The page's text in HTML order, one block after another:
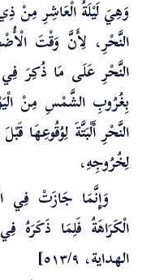
وَهِيَ لَيْلَةُ الْعَاشِرِ مِنْ
النَّحْرِ، لِأَنَّ وَقْتَ
النَّحْرِ عَلَى مَا ذُكِرَ فِي
بِغُرُوبِ الشَّمْسِ مِنْ
النَّحْرِ أَلْبَتَّةَ لِوُقُوعِهَا
لِخُرُوجِهِ،
وَإِنَّمَا جَازَتْ فِي
الْكَرَاهَةُ فَلِمَا ذَكَرَهُ
الهداية، ٥١٣/٩]